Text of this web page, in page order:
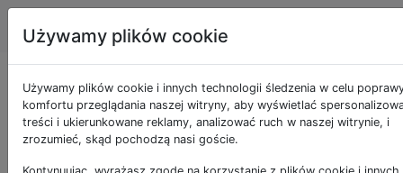
Apple Tagi
Zobacz IE (6,7,8,9) na
Macu?
Używamy plików cookie
Używamy plików cookie i innych technologii śledzenia w celu
komfortu przeglądania naszej witryny, aby wyświetlać
treści i ukierunkowane reklamy, analizować ruch w naszej witrynie, i
zrozumieć, skąd pochodzą nasi goście.